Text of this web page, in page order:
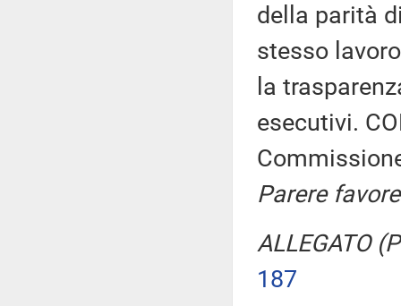
della parità
stesso
la
esecutivi.
Parere
ALLEGATO
187